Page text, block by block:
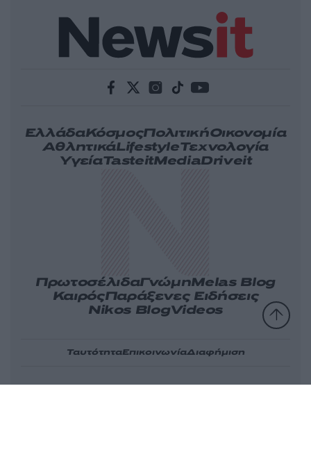
ΕλλάδαΚόσμοςΠολιτικήΟικονομία
ΑθλητικάLifestyleΤεχνολογία
ΥγείαTasteitMediaDriveit
ΠρωτοσέλιδαΓνώμηMelas Blog
ΚαιρόςΠαράξενες Ειδήσεις
Nikos BlogVideos
ΤαυτότηταΕπικοινωνίαΔιαφήμιση